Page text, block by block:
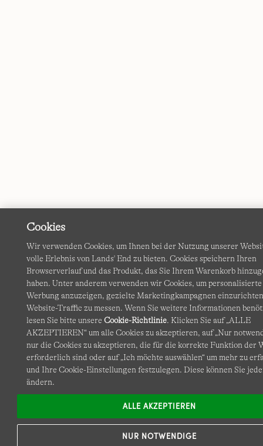
Cookies
Wir verwenden Cookies, um Ihnen bei der Nutzung unserer
volle Erlebnis von Lands' End zu bieten. Cookies speichern Ihren
Browserverlauf und das Produkt, das Sie Ihrem Warenkorb
haben. Unter anderem verwenden wir Cookies, um personalisierte
Werbung anzuzeigen, gezielte Marketingkampagnen
Website-Traffic zu messen. Wenn Sie weitere Informationen
lesen Sie bitte unsere Cookie-Richtlinie. Klicken Sie auf „ALLE
AKZEPTIEREN“ um alle Cookies zu akzeptieren, auf „Nur
nur die Cookies zu akzeptieren, die für die korrekte Funktion der
erforderlich sind oder auf „Ich möchte auswählen“ um mehr zu
und Ihre Cookie-Einstellungen festzulegen. Diese können Sie
ändern.
NUR NOTWENDIGE
ALLE AKZEPTIEREN